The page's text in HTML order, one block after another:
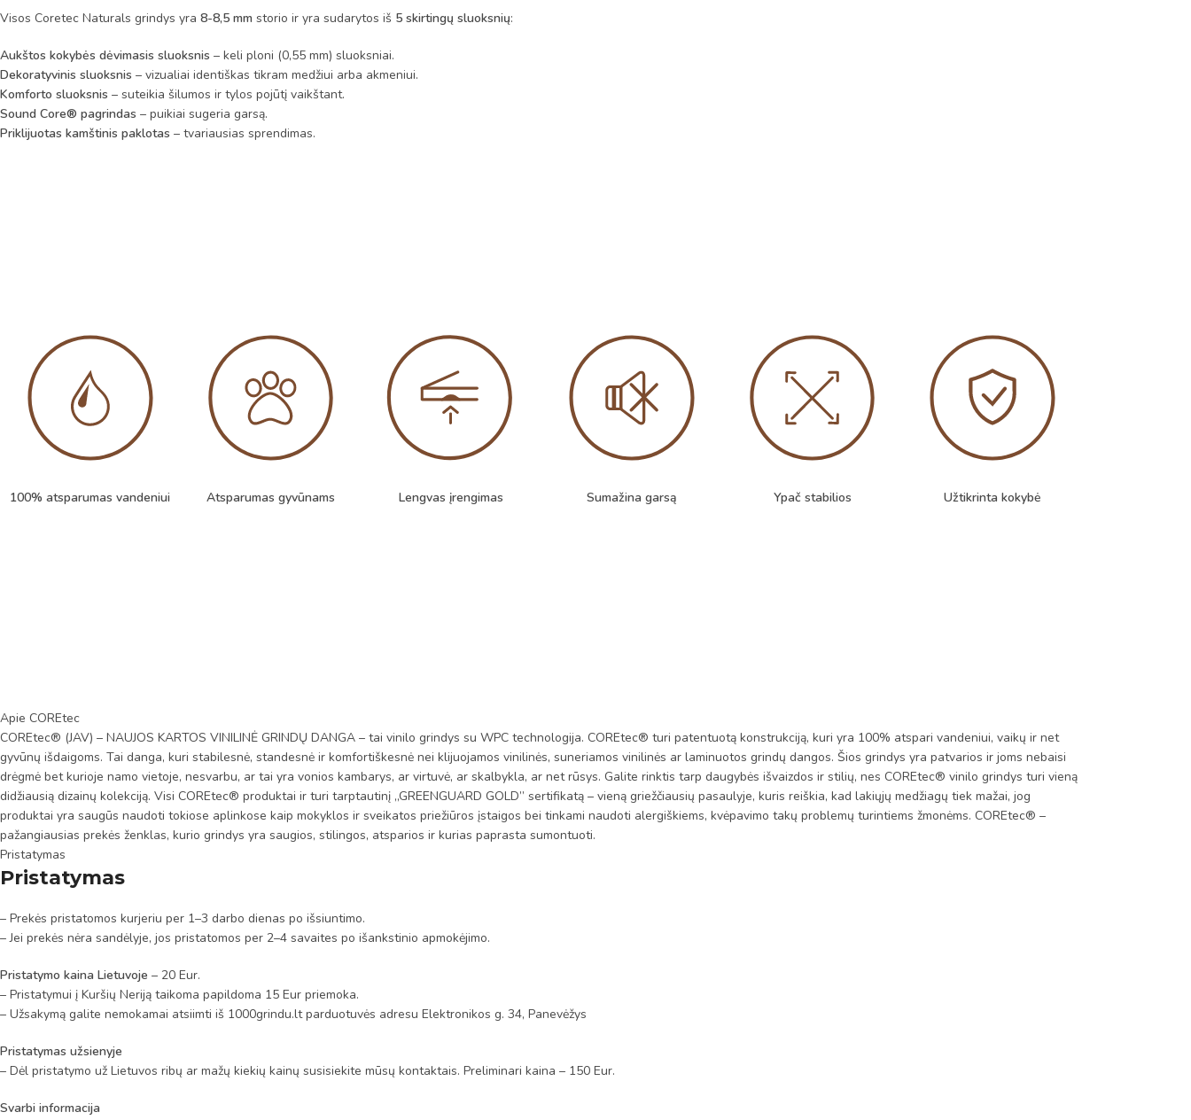
Visos Coretec Naturals grindys yra 8-8,5 mm storio ir yra sudarytos iš 5 skirtingų sluoksnių:
Aukštos kokybės dėvimasis sluoksnis – keli ploni (0,55 mm) sluoksniai.
Dekoratyvinis sluoksnis – vizualiai identiškas tikram medžiui arba akmeniui.
Komforto sluoksnis – suteikia šilumos ir tylos pojūtį vaikštant.
Sound Core® pagrindas – puikiai sugeria garsą.
Priklijuotas kamštinis paklotas – tvariausias sprendimas.
100% atsparumas vandeniui Atsparumas gyvūnams Lengvas įrengimas Sumažina garsą Ypač stabilios Užtikrinta kokybė
Apie COREtec
COREtec® (JAV) – NAUJOS KARTOS VINILINĖ GRINDŲ DANGA – tai vinilo grindys su WPC technologija. COREtec® turi patentuotą konstrukciją, kuri yra 100% atspari vandeniui, vaikų ir net
gyvūnų išdaigoms. Tai danga, kuri stabilesnė, standesnė ir komfortiškesnė nei klijuojamos vinilinės, suneriamos vinilinės ar laminuotos grindų dangos. Šios grindys yra patvarios ir joms nebaisi
drėgmė bet kurioje namo vietoje, nesvarbu, ar tai yra vonios kambarys, ar virtuvė, ar skalbykla, ar net rūsys. Galite rinktis tarp daugybės išvaizdos ir stilių, nes COREtec® vinilo grindys turi vieną
didžiausią dizainų kolekciją. Visi COREtec® produktai ir turi tarptautinį „GREENGUARD GOLD” sertifikatą – vieną griežčiausių pasaulyje, kuris reiškia, kad lakiųjų medžiagų tiek mažai, jog
produktai yra saugūs naudoti tokiose aplinkose kaip mokyklos ir sveikatos priežiūros įstaigos bei tinkami naudoti alergiškiems, kvėpavimo takų problemų turintiems žmonėms. COREtec® –
pažangiausias prekės ženklas, kurio grindys yra saugios, stilingos, atsparios ir kurias paprasta sumontuoti.
Pristatymas
Pristatymas
– Prekės pristatomos kurjeriu per 1–3 darbo dienas po išsiuntimo.
– Jei prekės nėra sandėlyje, jos pristatomos per 2–4 savaites po išankstinio apmokėjimo.
Pristatymo kaina Lietuvoje – 20 Eur.
– Pristatymui į Kuršių Neriją taikoma papildoma 15 Eur priemoka.
– Užsakymą galite nemokamai atsiimti iš 1000grindu.lt parduotuvės adresu Elektronikos g. 34, Panevėžys
Pristatymas užsienyje
– Dėl pristatymo už Lietuvos ribų ar mažų kiekių kainų susisiekite mūsų kontaktais. Preliminari kaina – 150 Eur.
Svarbi informacija